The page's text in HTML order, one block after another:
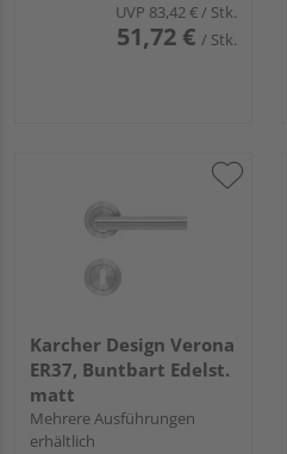
UVP 83,42 €/ Stk.
51,72 € / Stk.
Karcher Design Verona
ER37, Buntbart Edelst.
matt
Mehrere Ausführungen
erhältlich